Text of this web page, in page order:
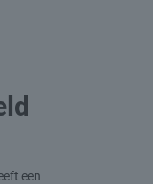
een